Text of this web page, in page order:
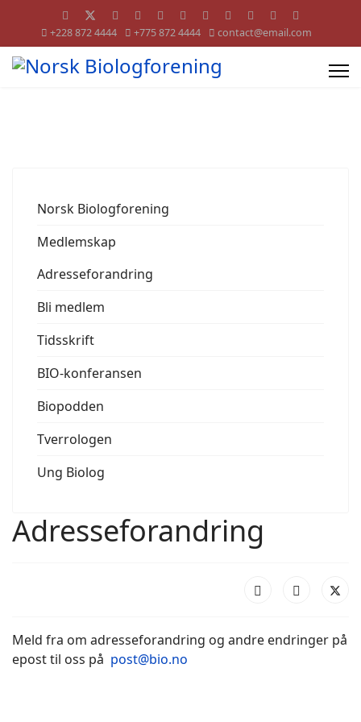
+228 872 4444 +775 872 4444 contact@email.com
Norsk Biologforening
Medlemskap
Adresseforandring
Bli medlem
Tidsskrift
BIO-konferansen
Biopodden
Tverrologen
Ung Biolog
Adresseforandring
Meld fra om adresseforandring og andre endringer på
epost til oss på post@bio.no